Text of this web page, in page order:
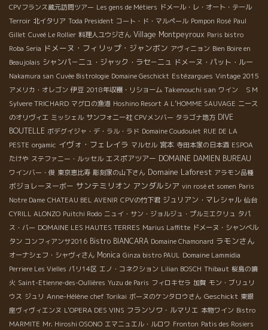
CPVフランス蔵元訪問ツアー Les gens de Métiers ドメール・レ・オート・テール
Terroir 北イタリア Toda President コート・ド・マルペール Pompon Rosé Paul
Gillet Cuveé Le Rollier 料理人ユウジさん Village Montpeyroux Paris bistro
Roba Seria ドメーヌ・フィリップ・ジャンボン アヴィニョン Bien Boire en
Beaujolais シャンパ－ニュ・ジャック・ラセ－ニュ ドメーヌ・パット・ルー
Nakamura san Cuvée Bistrologie Domaine Geschickt Estézargues Vintage 2015
アメリカ・オレゴン 伊豆 2018年収穫・リショーム Takenouchi san ワイン ＳＭ
Sylvere TRICHARD マグロの漁港 Hoshino Resort A L’HOMME SAUVAGE ニース
のオリヴィエ ミッシェル サンフォニー社 CPVメンバー タラゴナ地方 DIVE
BOUTELLE ボデグイジャ・デ・ラル・ラド Domaine Coudoulet RUE DE LA
PESTE orgamic イヴォ・フェレイラ マルセル 宮本 寺田本家の日本酒 ESPOA
たけや ステファニー・ルッセル エスポアツアー DOMAINE DAMIEN BUREAU
ワインバー・俊 東京恵比寿 彫刻家の山下さん Domaine Laforest アラモン品種
ボジョレーヌーボー サンテミリオン アンダルシア vin rosé et somen Paris
Notre Dame CHATEAU BEL AVENIR CPVの竹下君 ジュリアン・マレシャル 仙台
CYRILL ALONZO Puitchi Rodo ニュイ・サン・ジョルジュ・プルミエクリュ タパ
ス・バー DOMAINE LES HAUTES TERRES Marius Laffitte ドメーヌ・シャンベル
タン コンフィアンサ2016 Bistro BIANCARA Domaine Chamonard ラモンさん
オーナシェフ・シャヴィさん Monica Ginza bistro PAUL Domaine Lammidia
Perriere Les Vielles パリ14区 エノ・コネクション Lilian BOSCH Thibaut 桜島の噴
火 Saint-Etienne-des-Oullières Yuzu de Paris フィロキセラ 加賀 モン・ブリュリ
ウス ジュリ Anne-Hélène chef Torikai ボーヌのケンタロウさん Geschickt 東銀
座ヴィヴィエンヌ L'OPERA DES VINS フランソワ・ルマリエ 本物ワイン Bistro
MARMITE Mr. Hiroshi OSONO エマニュエル・ルロワ Fronton Patis des Rosiers